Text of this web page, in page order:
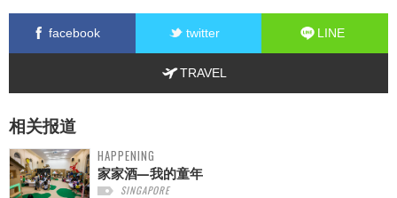
facebook twitter LINE
TRAVEL
相关报道
HAPPENING
家家酒—我的童年
SINGAPORE